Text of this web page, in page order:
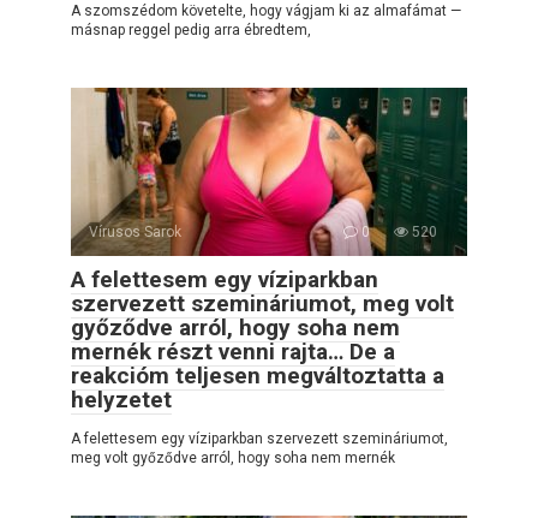
A szomszédom követelte, hogy vágjam ki az almafámat —
másnap reggel pedig arra ébredtem,
Vírusos Sarok 0 520
A felettesem egy víziparkban
szervezett szemináriumot, meg volt
győződve arról, hogy soha nem
mernék részt venni rajta… De a
reakcióm teljesen megváltoztatta a
helyzetet
A felettesem egy víziparkban szervezett szemináriumot,
meg volt győződve arról, hogy soha nem mernék